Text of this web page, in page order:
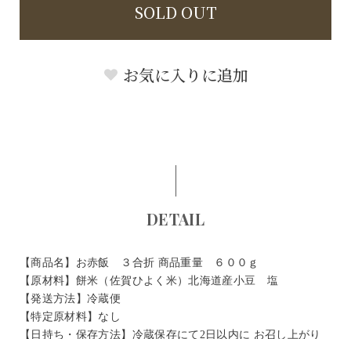
SOLD OUT
お気に入りに追加
DETAIL
【商品名】お赤飯 ３合折 商品重量 ６００ｇ
【原材料】餅米（佐賀ひよく米）北海道産小豆 塩
【発送方法】冷蔵便
【特定原材料】なし
【日持ち・保存方法】冷蔵保存にて2日以内に お召し上がり